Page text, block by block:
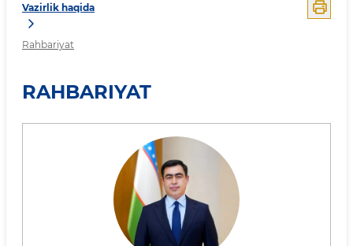
Vazirlik haqida
Rahbariyat
RAHBARIYAT